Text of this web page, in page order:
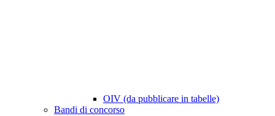
OIV (da pubblicare in tabelle)
Bandi di concorso